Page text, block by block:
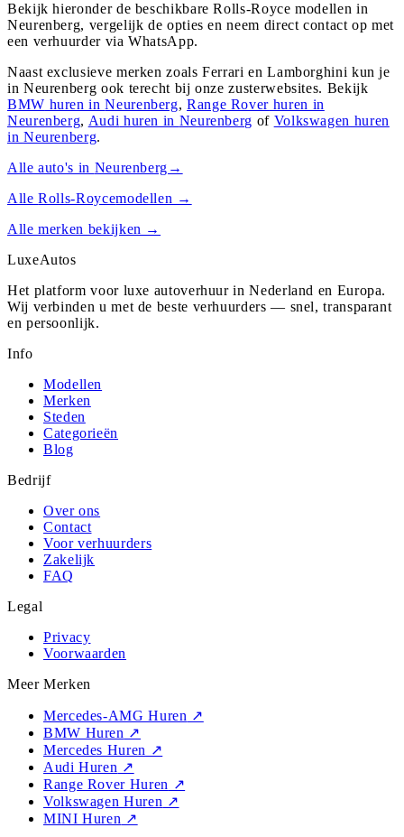
Bekijk hieronder de beschikbare Rolls-Royce modellen in
Neurenberg, vergelijk de opties en neem direct contact op met
een verhuurder via WhatsApp.
Naast exclusieve merken zoals Ferrari en Lamborghini kun je
in Neurenberg ook terecht bij onze zusterwebsites. Bekijk
BMW huren inNeurenberg,Range Rover huren in
Neurenberg, Audi huren in Neurenberg of Volkswagen huren
in Neurenberg.
Alle auto's in Neurenberg →
AlleRolls-Roycemodellen →
Alle merken bekijken →
LuxeAutos
Het platform voor luxe autoverhuur in Nederland en Europa.
Wij verbinden u met de beste verhuurders — snel, transparant
en persoonlijk.
Info
Modellen
Merken
Steden
Categorieën
Blog
Bedrijf
Over ons
Contact
Voor verhuurders
Zakelijk
FAQ
Legal
Privacy
Voorwaarden
Meer Merken
Mercedes-AMG Huren ↗
BMW Huren ↗
Mercedes Huren ↗
Audi Huren ↗
Range Rover Huren ↗
Volkswagen Huren ↗
MINI Huren ↗